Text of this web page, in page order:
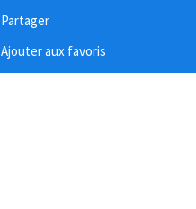
Partager
Ajouter aux favoris